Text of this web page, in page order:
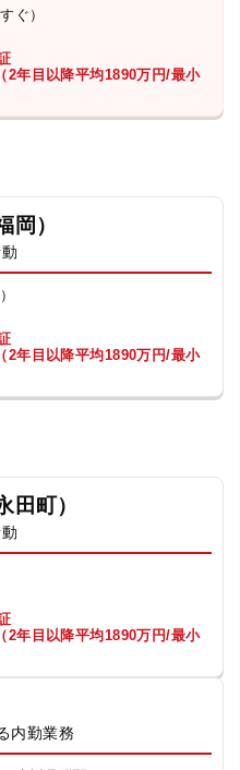
ぐ）
2年目以降平均1890万円/最小
岡）
2年目以降平均1890万円/最小
田町）
2年目以降平均1890万円/最小
内勤業務